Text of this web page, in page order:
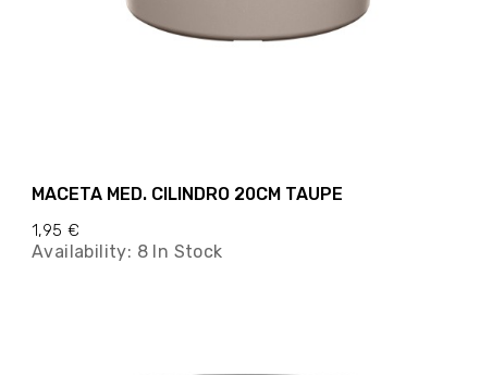
MACETA MED. CILINDRO 20CM TAUPE
1,95 €
Availability: 8 In Stock